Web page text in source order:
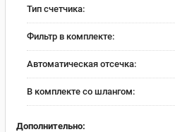
Тип счетчика:
Фильтр в комплекте:
Автоматическая отсечка:
В комплекте со шлангом:
Дополнительно: